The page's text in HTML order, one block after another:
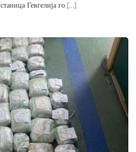
Гевгелија го […]